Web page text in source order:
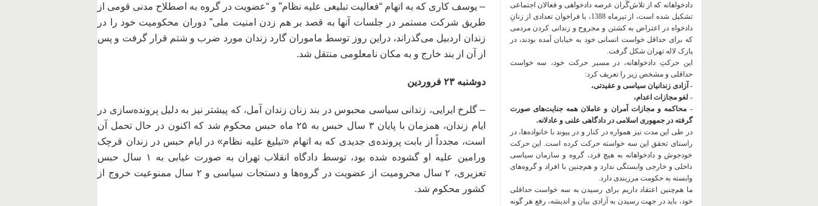
– یوسف کاری که به اتهام “فعالیت تبلیغی علیه نظام” و “عضویت در گروه به اصطلاح مدنی قومی از
طریق شرکت مستمر در جلسات آنها به قصد بر هم زدن امنیت ملی” دوران محکومیت خود را در
زندان اردبیل می‌گذراند، دراین روز توسط ماموران گارد زندان مورد ضرب و شتم قرار گرفت و پس
از آن از بند خارج و به مکان نامعلومی منتقل شد.
دوشنبه ۲۳ فروردین
– گلرخ ایرایی، زندانی سیاسی محبوس در بند زنان زندان آمل، که پیشتر نیز به دلیل پرونده‌سازی در
ایام زندان، همزمان با پایان ۳ سال حبس به ۲۵ ماه حبس محکوم شد که اکنون در حال تحمل آن
است، مجدداً از بابت پرونده‌ی جدیدی که به اتهام «تبلیغ علیه نظام» در ایام حبس در زندان قرچک
ورامین علیه او گشوده شده بود، توسط دادگاه انقلاب تهران به صورت غیابی به ۱ سال حبس
تعزیری، ۲ سال محرومیت از عضویت در گروه‌ها و دستجات سیاسی و ۲ سال ممنوعیت خروج از
کشور محکوم شد.
دادخواهانه که از تلاش‌گَران عرصه دادخواهی و فعالان اجتماعی
تشکیل شده است، از تیرماه 1388، با فراخوان تعدادی از زنانِ
دادخواه در اعتراض به کشتن و مجروح و زندانی کردن مردمی
که برای حداقل خواست انسانی خود به خیابان آمده بودند، در
پارک لاله تهران شکل گرفت.
این حرکتِ دادخواهانه، در مسیر حرکت خود، سه خواست
حداقلی و مشخص زیر را تعریف کرد:
- آزادی زندانیان سیاسی و عقیدتی،
- لغو مجازات اعدام،
- محاکمه و مجازات آمران و عاملان همه جنایت‌های صورت
گرفته در جمهوری اسلامی در دادگاهی علنی و عادلانه.
در طی این مدت نیز همواره در کنار و در پیوند با خانواده‌ها، در
راستای تحقق این سه خواسته حرکت کرده است. این حرکت
خودجوش و دادخواهانه به هیچ فرد، گروه و سازمان سیاسی
داخلی و خارجی وابستگی ندارد و هم‌چنین با افراد و گروه‌های
وابسته به حکومت مرزبندی دارد.
ما هم‌چنین اعتقاد داریم برای رسیدن به سه خواست حداقلی
خود، باید در جهت رسیدن به آزادی بیان و اندیشه، رفع هر گونه